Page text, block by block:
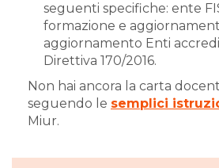
seguenti specifiche: ente
formazione e
aggiornamento Enti
Direttiva 170/2016.
Non hai ancora la carta
seguendo le semplici
Miur.